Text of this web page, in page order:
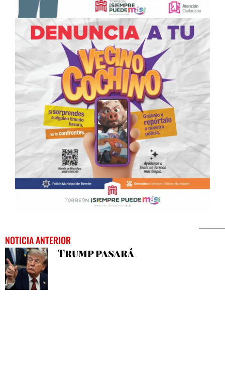
NOTICIA ANTERIOR
Trump pasará